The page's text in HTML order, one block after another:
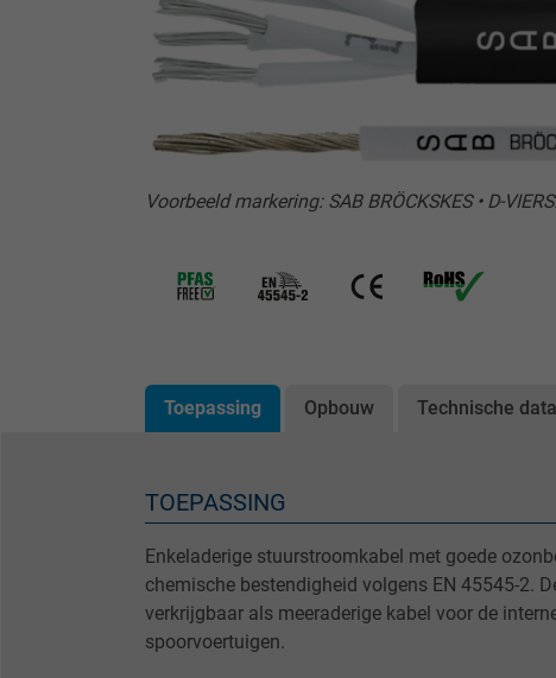
Voorbeeld markering: SAB BRÖCKSKES • D-
Toepassing Opbouw Technische data
TOEPASSING
Enkeladerige stuurstroomkabel met goede
chemische bestendigheid volgens EN 45545-2.
verkrijgbaar als meeraderige kabel voor de
spoorvoertuigen.